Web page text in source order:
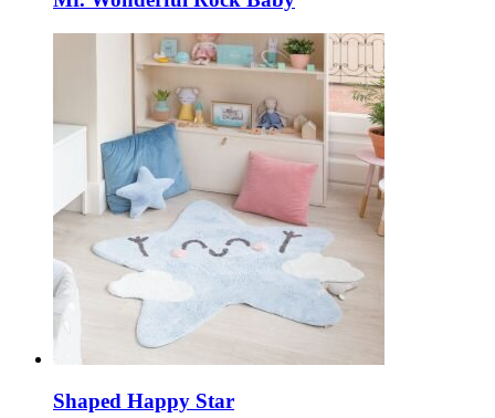
Shaped Happy Star